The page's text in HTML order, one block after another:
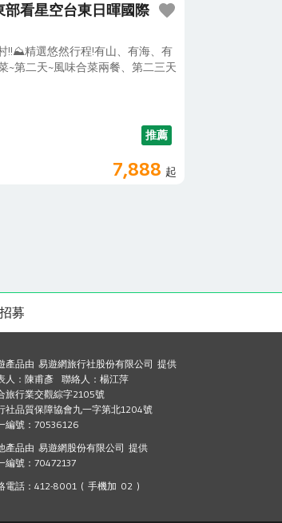
看星空台東日暉國際
!!⛰️精選悠然行程!有山、有海、有
第二天~風味合菜兩餐、第二三天
視野，能夠一覽整個高台地區與
域活動場地。每當6月至8月
升空起飛的熱氣球，徜徉在花東縱
龍田村沿著指標一路往高台走，只
一片綠草如茵的寬廣草坡隨即映入
的景色，盡在眼前，一覽無遺。圖
的大型觀光牧場，牧場面積廣
被中央山脈與海岸山脈環抱，遼
的田間道路上，兩旁是隨風搖曳
朗大道」。而在伯朗大道的中
拍攝廣告的地方，兩邊一望無際
歐式文藝復興的浪漫風情。隨落
景油畫，讓人有種置身於童話夢幻
位於玉山國家公園範圍內(屬行政
山國家公園必經之路，由南安遊
安橋旁的南安瀑布。南安瀑布的
而下，最後在卓安橋處形成瀑
有上下兩個水潭，環境優雅，山
萬馬奔騰，站在飛瀑下，迎面水
上海~林田山林場】過去有「小
薩卡），以保存最完整的伐木基
推薦
7,888 起
募
產品由 易遊網旅行社股份有限公司 提供
人：陳甫彥 聯絡人：楊江萍
旅行業交觀綜字2105號
社品質保障協會九一字第北1204號
編號：70536126
產品由 易遊網股份有限公司 提供
編號：70472137
電話：412-8001 ( 手機加 02 )